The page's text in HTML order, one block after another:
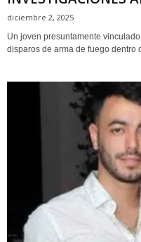
diciembre 2, 2025
Un joven presuntamente
disparos de arma de fuego dentro